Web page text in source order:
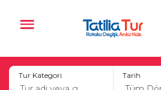
Tur Kategori Tarih